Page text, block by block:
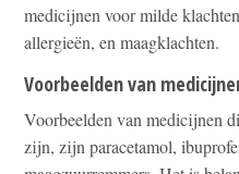
medicijnen voor milde
allergieën, en maagklachten.
Voorbeelden van
Voorbeelden van medicijnen
zijn, zijn paracetamol,